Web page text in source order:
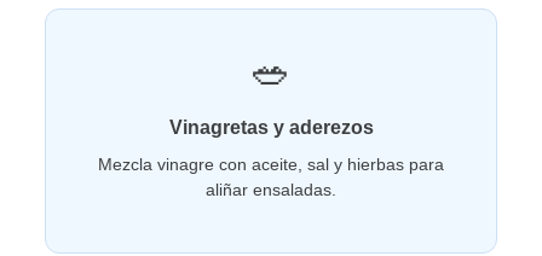
🥗
Vinagretas y aderezos
Mezcla vinagre con aceite, sal y hierbas para
aliñar ensaladas.